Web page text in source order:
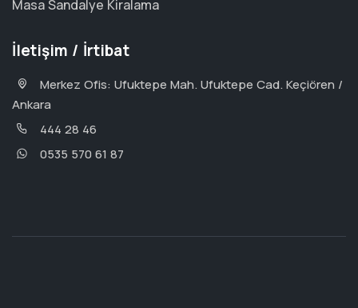
Masa Sandalye Kiralama
İletişim / İrtibat
Merkez Ofis: Ufuktepe Mah. Ufuktepe Cad. Keçiören /
Ankara
444 28 46
0535 570 61 87